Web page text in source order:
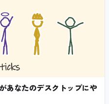
あなたのデスクトップにや